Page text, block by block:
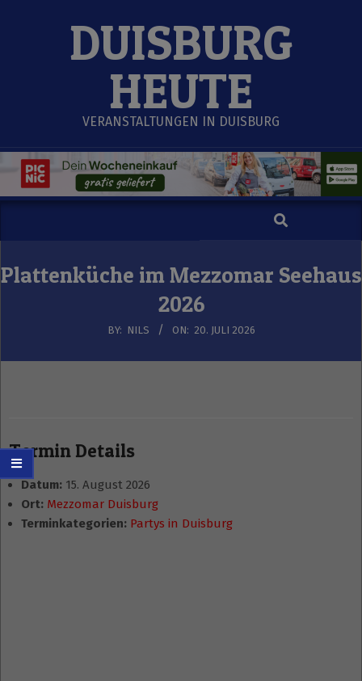
DUISBURG
HEUTE
VERANSTALTUNGEN IN DUISBURG
Menu
Search
Plattenküche im Mezzomar Seehaus
2026
BY: NILS ON: 20. JULI 2026
Termin Details
Datum: 15. August 2026
Ort: Mezzomar Duisburg
Terminkategorien: Partys in Duisburg